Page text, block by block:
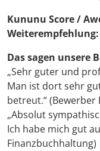
Kununu Score /
Weiterempfehlung:
Das sagen unsere
„Sehr guter und
Man ist dort sehr
betreut.“
„Absolut
Ich habe mich gut
Finanzbuchhaltung)